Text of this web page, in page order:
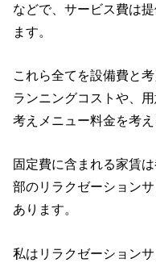
などで、サービス費は
ます。
これら全てを設備費と
ランニングコストや、
考えメニュー料金を考え
固定費に含まれる家賃
部のリラクゼーション
あります。
私はリラクゼーション